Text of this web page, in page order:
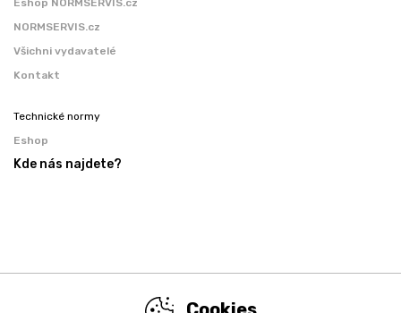
NORMSERVIS.cz
Všichni vydavatelé
Kontakt
Technické normy
Eshop
Kde nás najdete?